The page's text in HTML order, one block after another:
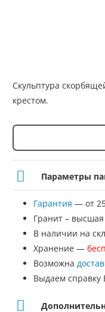
Скульптура
крестом.
Количество
товара
Памятник
№ЭП-4
Параметры
Гарантия — от
Гранит – высшая
В наличии на
Хранение —
Возможна
Выдаем справку